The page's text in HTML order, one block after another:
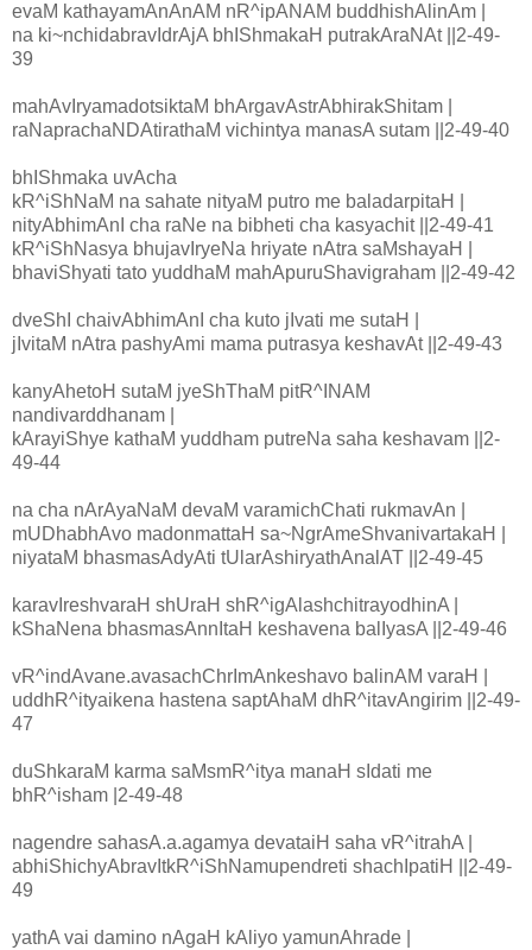
evaM kathayamAnAnAM nR^ipANAM buddhishAlinAm |
na ki~nchidabravIdrAjA bhIShmakaH putrakAraNAt ||2-49-
39
mahAvIryamadotsiktaM bhArgavAstrAbhirakShitam |
raNaprachaNDAtirathaM vichintya manasA sutam ||2-49-40
bhIShmaka uvAcha
kR^iShNaM na sahate nityaM putro me baladarpitaH |
nityAbhimAnI cha raNe na bibheti cha kasyachit ||2-49-41
kR^iShNasya bhujavIryeNa hriyate nAtra saMshayaH |
bhaviShyati tato yuddhaM mahApuruShavigraham ||2-49-42
dveShI chaivAbhimAnI cha kuto jIvati me sutaH |
jIvitaM nAtra pashyAmi mama putrasya keshavAt ||2-49-43
kanyAhetoH sutaM jyeShThaM pitR^INAM
nandivarddhanam |
kArayiShye kathaM yuddham putreNa saha keshavam ||2-
49-44
na cha nArAyaNaM devaM varamichChati rukmavAn |
mUDhabhAvo madonmattaH sa~NgrAmeShvanivartakaH |
niyataM bhasmasAdyAti tUlarAshiryathAnalAT ||2-49-45
karavIreshvaraH shUraH shR^igAlashchitrayodhinA |
kShaNena bhasmasAnnItaH keshavena balIyasA ||2-49-46
vR^indAvane.avasachChrImAnkeshavo balinAM varaH |
uddhR^ityaikena hastena saptAhaM dhR^itavAngirim ||2-49-
47
duShkaraM karma saMsmR^itya manaH sIdati me
bhR^isham |2-49-48
nagendre sahasA.a.agamya devataiH saha vR^itrahA |
abhiShichyAbravItkR^iShNamupendreti shachIpatiH ||2-49-
49
yathA vai damino nAgaH kAliyo yamunAhrade |